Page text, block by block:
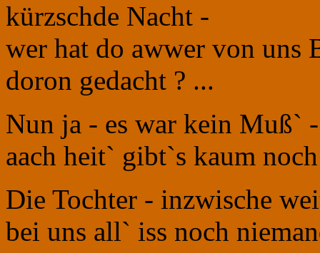
kürzschde Nacht -
wer hat do awwer von uns
doron gedacht ? ...
Nun ja - es war kein Muß` -
aach heit` gibt`s kaum
Die Tochter - inzwische
bei uns all` iss noch